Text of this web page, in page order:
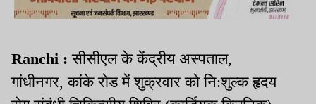
Ranchi :सीसीएल के केंद्रीय अस्पताल,
गांधीनगर, कांके रोड में शुक्रवार को नि:शुल्क हृदय